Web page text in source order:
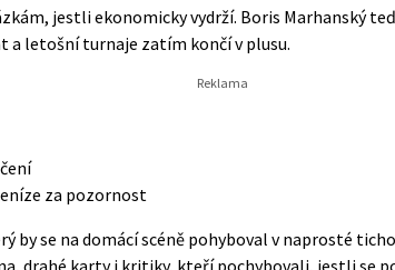
jestli ekonomicky vydrží. Boris Marhanský
a letošní turnaje zatím končí v plusu.
za pozornost
by se na domácí scéně pohyboval v naprosté
drahé karty i kritiky, kteří pochybovali, jestli se